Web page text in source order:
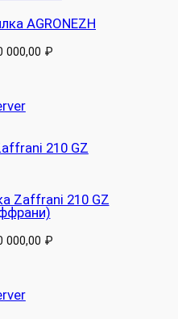
AGRONEZH
000,00 ₽
Zaffrani 210 GZ
000,00 ₽